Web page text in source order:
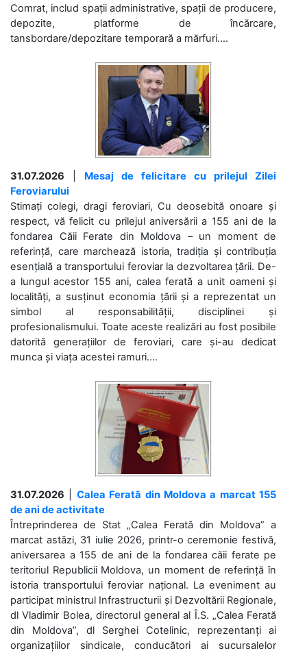
Comrat, includ spații administrative, spații de producere,
depozite, platforme de încărcare,
tansbordare/depozitare temporară a mărfuri....
31.07.2026
Mesaj de felicitare cu prilejul Zilei
Feroviarului
Stimați colegi, dragi feroviari, Cu deosebită onoare și
respect, vă felicit cu prilejul aniversării a 155 ani de la
fondarea Căii Ferate din Moldova – un moment de
referință, care marchează istoria, tradiția și contribuția
esențială a transportului feroviar la dezvoltarea țării. De-
a lungul acestor 155 ani, calea ferată a unit oameni și
localități, a susținut economia țării și a reprezentat un
simbol al responsabilității, disciplinei și
profesionalismului. Toate aceste realizări au fost posibile
datorită generațiilor de feroviari, care și-au dedicat
munca și viața acestei ramuri....
31.07.2026
Calea Ferată din Moldova a marcat 155
de ani de activitate
Întreprinderea de Stat „Calea Ferată din Moldova” a
marcat astăzi, 31 iulie 2026, printr-o ceremonie festivă,
aniversarea a 155 de ani de la fondarea căii ferate pe
teritoriul Republicii Moldova, un moment de referință în
istoria transportului feroviar național. La eveniment au
participat ministrul Infrastructurii și Dezvoltării Regionale,
dl Vladimir Bolea, directorul general al Î.S. „Calea Ferată
din Moldova”, dl Serghei Cotelinic, reprezentanți ai
organizațiilor sindicale, conducători ai sucursalelor